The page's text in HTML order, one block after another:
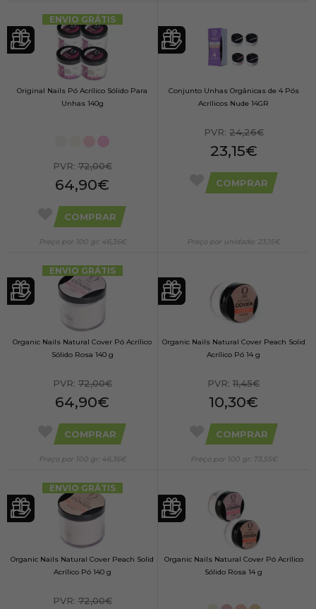
ENVIO GRÁTIS
Original Nails Pó Acrílico Sólido Para
Unhas 140g
PVR:72,00€
64,90€
COMPRAR
Preço por 100 gr: 46,36€
Conjunto Unhas Orgânicas de 4 Pós
Acrílicos Nude 14GR
PVR:24,26€
23,15€
COMPRAR
Preço por unidade: 23,15€
ENVIO GRÁTIS
Organic Nails Natural Cover Pó Acrílico
Sólido Rosa 140 g
PVR:72,00€
64,90€
COMPRAR
Preço por 100 gr: 46,36€
Organic Nails Natural Cover Peach Solid
Acrílico Pó 14 g
PVR: 11,45€
10,30€
COMPRAR
Preço por 100 gr: 73,55€
ENVIO GRÁTIS
Organic Nails Natural Cover Peach Solid
Acrílico Pó 140 g
PVR:72,00€
Organic Nails Natural Cover Pó Acrílico
Sólido Rosa 14 g